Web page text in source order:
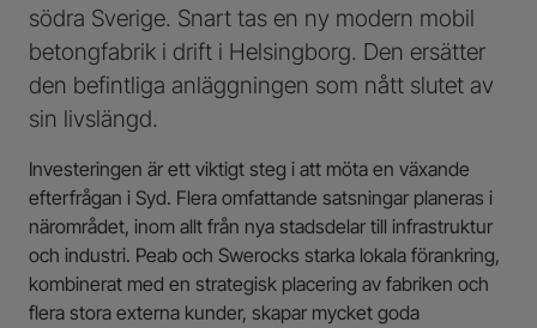
södra Sverige. Snart tas en ny modern mobil
betongfabrik i drift i Helsingborg. Den ersätter
den befintliga anläggningen som nått slutet av
sin livslängd.
Investeringen är ett viktigt steg i att möta en växande
efterfrågan i Syd. Flera omfattande satsningar planeras i
närområdet, inom allt från nya stadsdelar till infrastruktur
och industri. Peab och Swerocks starka lokala förankring,
kombinerat med en strategisk placering av fabriken och
flera stora externa kunder, skapar mycket goda